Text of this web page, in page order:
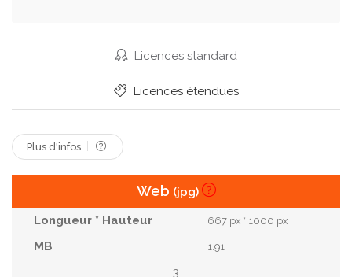
Sensuelle Poser
Bronzé Mince
Licences standard
Licences étendues
Plus d'infos
Web (jpg)
667 px * 1000 px
1.91
3